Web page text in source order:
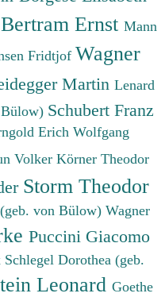
Bertram Ernst Mann
Fridtjof Wagner
Martin Lenard
Schubert Franz
Erich Wolfgang
Volker Körner Theodor
Storm Theodor
von Bülow) Wagner
Puccini Giacomo
Schlegel Dorothea (geb.
Leonard Goethe